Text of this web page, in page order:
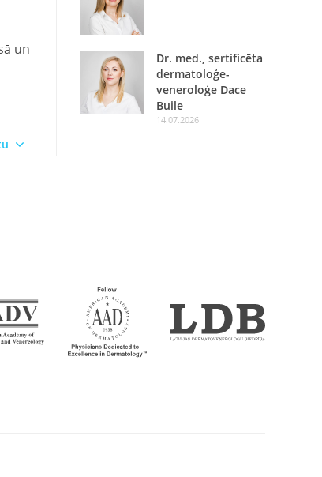
un
Dr. med., sertificēta
dermatoloģe-
veneroloģe Dace
Buile
14.07.2026